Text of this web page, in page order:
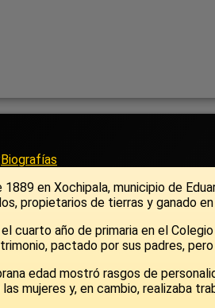
Biografías
en Xochipala, municipio de
propietarios de tierras y ganado
cuarto año de primaria en el
pactado por sus padres,
edad mostró rasgos de
mujeres y, en cambio, realizaba